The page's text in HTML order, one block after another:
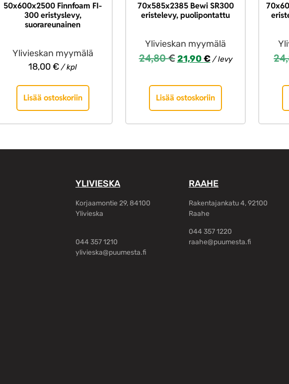
50x600x2500 Finnfoam FI-
300 eristyslevy,
suorareunainen
Ylivieskan myymälä
18,00€ / kpl
Lisää ostoskoriin
70x585x2385 Bewi SR300
eristelevy, puolipontattu
Ylivieskan myymälä
24,80€21,90€/ levy
Lisää ostoskoriin
YLIVIESKA
Korjaamontie 29, 84100
Ylivieska
044 357 1210
ylivieska@puumesta.fi
RAAHE
Rakentajankatu 4, 92100
Raahe
044 357 1220
raahe@puumesta.fi